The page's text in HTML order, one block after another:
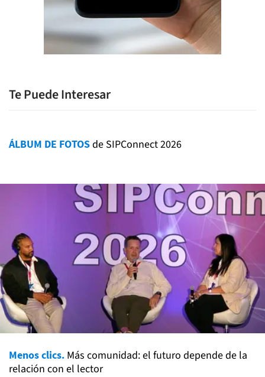
Te Puede Interesar
ÁLBUM DE FOTOSde SIPConnect 2026
Menos clics. Más comunidad: el futuro depende de la
relación con el lector